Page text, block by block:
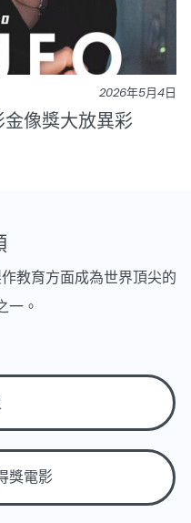
2026年5月4日
像獎大放異彩
教育方面成為世界頂尖的
一。
獎電影